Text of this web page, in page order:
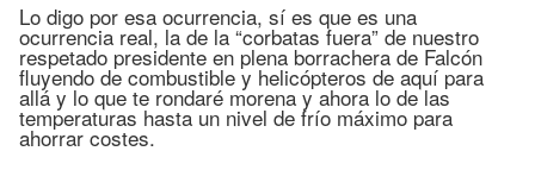
Lo digo por esa ocurrencia, sí es que es una
ocurrencia real, la de la “corbatas fuera” de nuestro
respetado presidente en plena borrachera de Falcón
fluyendo de combustible y helicópteros de aquí para
allá y lo que te rondaré morena y ahora lo de las
temperaturas hasta un nivel de frío máximo para
ahorrar costes.